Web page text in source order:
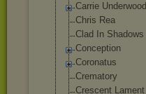
Carrie Underwood
Chris Rea
Clad In Shadows
Conception
Coronatus
Crematory
Crescent Lament